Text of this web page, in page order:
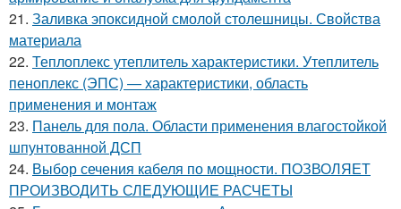
21. Заливка эпоксидной смолой столешницы. Свойства
материала
22. Теплоплекс утеплитель характеристики. Утеплитель
пеноплекс (ЭПС) — характеристики, область
применения и монтаж
23. Панель для пола. Области применения влагостойкой
шпунтованной ДСП
24. Выбор сечения кабеля по мощности. ПОЗВОЛЯЕТ
ПРОИЗВОДИТЬ СЛЕДУЮЩИЕ РАСЧЕТЫ